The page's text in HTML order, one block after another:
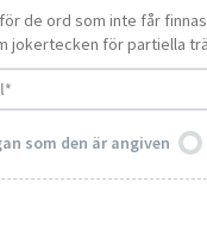
de ord som inte får
jokertecken för partiella
som den är angiven